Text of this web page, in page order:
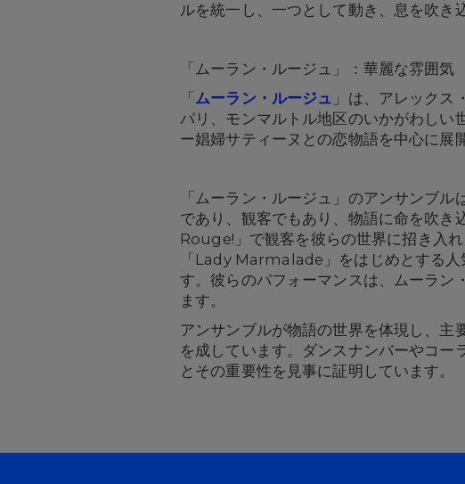
ルを統一し、一つとして動き、息を吹き
「ムーラン・ルージュ」：華麗な雰囲気
「 ムーラン・ルージュ 」は、アレックス
パリ、モンマルトル地区のいかがわしい
ー娼婦サティーヌとの恋物語を中心に展
「ムーラン・ルージュ」のアンサンブ
であり、観客でもあり、物語に命を吹
Rouge!」で観客を彼らの世界に招き入
「Lady Marmalade」をはじめとする
す。彼らのパフォーマンスは、ムーラン
ます。
アンサンブルが物語の世界を体現し、
を成しています。ダンスナンバーやコー
とその重要性を見事に証明しています。